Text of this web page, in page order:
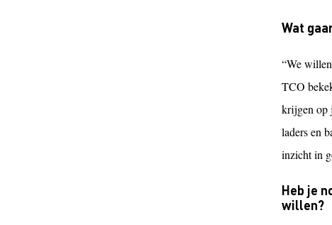
Wat
“We
TCO
krijgen op
laders en
inzicht in
Heb je
willen?